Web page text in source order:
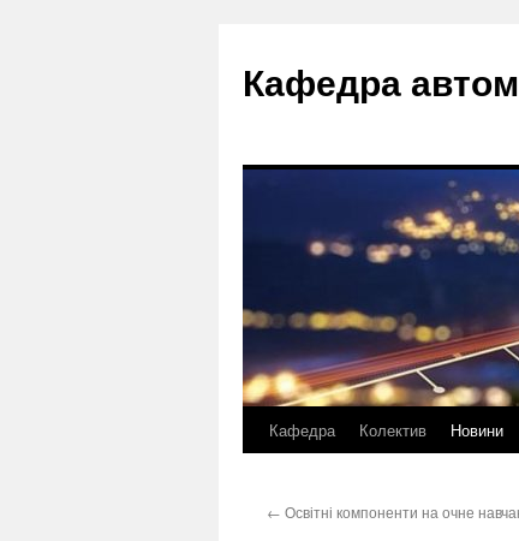
вмісту
Кафедра
Кафедра Колектив Новини
← Освітні компоненти на очне